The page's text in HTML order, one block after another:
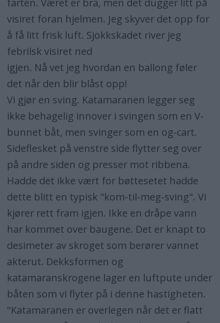
farten. Været er bra, men det dugger litt på
visiret foran hjelmen. Jeg skyver det opp for
å få litt frisk luft. Sjokkskadet river jeg
febrilsk visiret ned
igjen. Nå vet jeg hvordan en ballong føler
det når den blir blåst opp!
Vi gjør en sving. Katamaranen legger seg
ikke behagelig innover i svingen som en V-
bunnet båt, men svinger som en og-cart.
Sideflesket på venstre side flytter seg over
på andre siden og presser mot ribbena.
Hadde det ikke vært for bøtte­setet hadde
dette blitt en typisk "kom-til-meg-sving". Vi
kjører rett fram igjen. Ikke en dråpe vann
har kommet over baugene. Det er knapt to
desimeter av skroget som berører vannet
akterut. Dekksformen og
katamaranskrogene lager en luftpute under
båten som vi flyter på i denne hastigheten.
"Katamaranen er overlegen når det er flatt